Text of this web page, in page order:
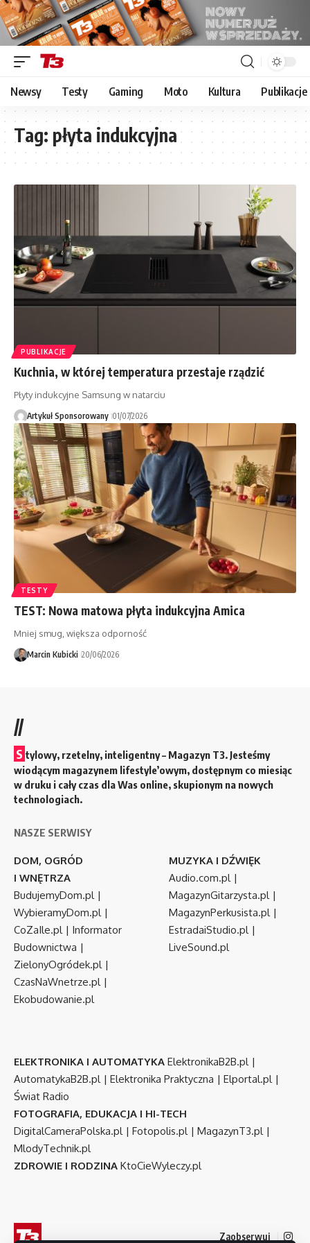
Newsy Testy Gaming Moto Kultura Publikacje
Tag: płyta indukcyjna
PUBLIKACJE
Kuchnia, w której temperatura przestaje rządzić
Płyty indukcyjne Samsung w natarciu
Artykuł Sponsorowany 01/07/2026
TESTY
TEST: Nowa matowa płyta indukcyjna Amica
Mniej smug, większa odporność
Marcin Kubicki 20/06/2026
//
S tylowy, rzetelny, inteligentny – Magazyn T3. Jesteśmy
wiodącym magazynem lifestyle’owym, dostępnym co miesiąc
w druku i cały czas dla Was online, skupionym na nowych
technologiach.
NASZE SERWISY
DOM, OGRÓD
I WNĘTRZA
BudujemyDom.pl|
WybieramyDom.pl|
CoZaIle.pl| Informator
Budownictwa |
ZielonyOgródek.pl|
CzasNaWnetrze.pl|
Ekobudowanie.pl
MUZYKA I DŹWIĘK
Audio.com.pl|
MagazynGitarzysta.pl|
MagazynPerkusista.pl|
EstradaiStudio.pl|
LiveSound.pl
ELEKTRONIKA I AUTOMATYKA ElektronikaB2B.pl|
AutomatykaB2B.pl| Elektronika Praktyczna | Elportal.pl|
Świat Radio
FOTOGRAFIA, EDUKACJA I HI-TECH
DigitalCameraPolska.pl| Fotopolis.pl| MagazynT3.pl|
MlodyTechnik.pl
ZDROWIE I RODZINA KtoCieWyleczy.pl
Zaobserwuj